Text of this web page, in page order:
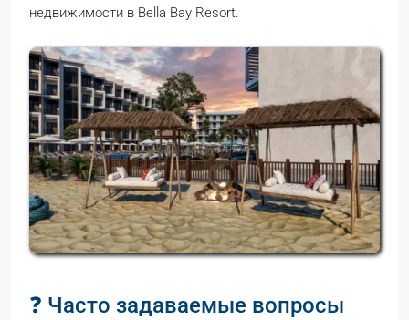
недвижимости в Bella Bay Resort.
❓ Часто задаваемые вопросы